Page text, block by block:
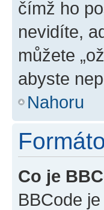
čímž ho
nevidíte,
můžete
abyste
Nahoru
Co je
BBCode